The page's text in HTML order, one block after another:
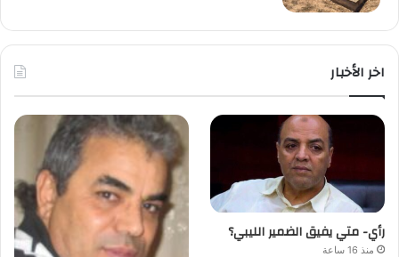
اخر الأخبار
رأي- متي يفيق الضمير الليبي؟
منذ 16 ساعة